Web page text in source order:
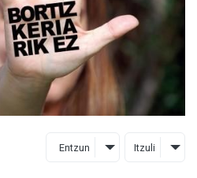
Entzun Itzuli